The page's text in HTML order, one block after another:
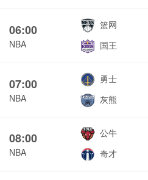
06:00
NBA
篮网
国王
07:00
NBA
勇士
灰熊
08:00
NBA
公牛
奇才